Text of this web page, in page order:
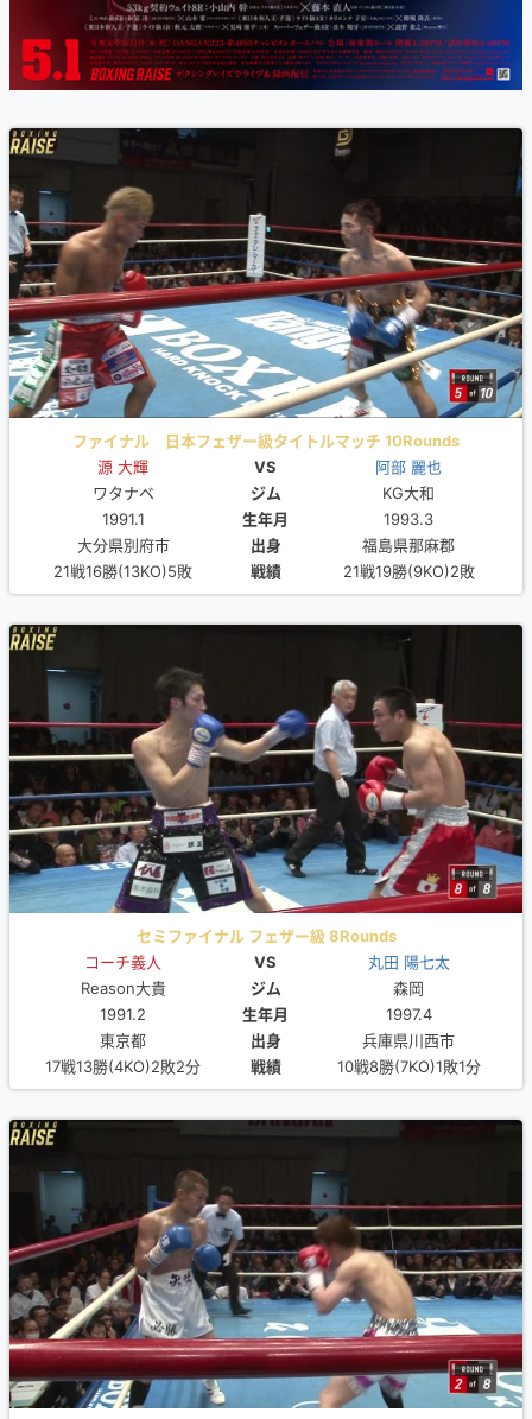
ファイナル 日本フェザー級タイトルマッチ 10Rounds
源 大輝
VS
阿部 麗也
ワタナベ
ジム
KG大和
1991.1
生年月
1993.3
大分県別府市
出身
福島県那麻郡
21戦16勝(13KO)5敗
戦績 21戦19勝(9KO)2敗
セミファイナル フェザー級 8Rounds
コーチ義人
VS
丸田 陽七太
Reason大貴
ジム
森岡
1991.2
生年月
1997.4
東京都
出身
兵庫県川西市
17戦13勝(4KO)2敗2分
戦績 10戦8勝(7KO)1敗1分